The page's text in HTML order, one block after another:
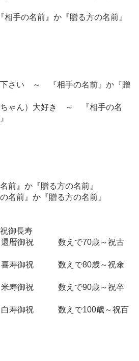
手の名前』か『贈る方の名前』
下さい ～ 『相手の名前』か『贈
ちゃん）大好き ～ 『相手の名
』か『贈る方の名前』
前』か『贈る方の名前』
御長寿
還暦御祝 数えで70歳～祝古
喜寿御祝 数えで80歳～祝傘
米寿御祝 数えで90歳～祝卒
白寿御祝 数えで100歳～祝百